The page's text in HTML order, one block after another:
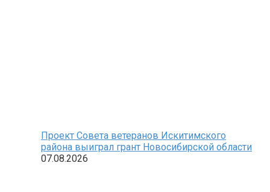
Проект Совета ветеранов Искитимского
района выиграл грант Новосибирской области
07.08.2026